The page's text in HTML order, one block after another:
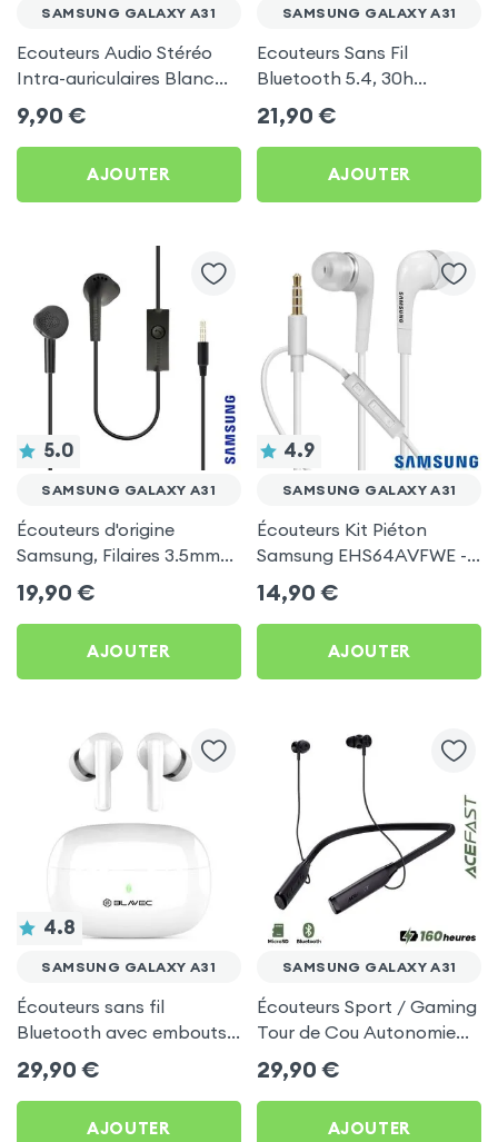
SAMSUNG GALAXY A31
Ecouteurs Audio Stéréo
Intra-auriculaires Blanc
by Forever pour Samsung
Galaxy A31
9,90 €
AJOUTER
SAMSUNG GALAXY A31
Ecouteurs Sans Fil
Bluetooth 5.4, 30h
d'autonomie, Son Stéréo,
Akashi - Blanc pour
Samsung Galaxy A31
21,90 €
AJOUTER
5.0
SAMSUNG GALAXY A31
Écouteurs d'origine
Samsung, Filaires 3.5mm
Kit mains Libres (Service
Pack) - Noir pour
Samsung Galaxy A31
19,90 €
AJOUTER
4.9
SAMSUNG GALAXY A31
Écouteurs Kit Piéton
Samsung EHS64AVFWE -
Blanc pour Samsung
Galaxy A31
14,90 €
AJOUTER
4.8
SAMSUNG GALAXY A31
Écouteurs sans fil
Bluetooth avec embouts
intra-auriculaires - Blanc
pour Samsung Galaxy A31
29,90 €
AJOUTER
SAMSUNG GALAXY A31
Écouteurs Sport / Gaming
Tour de Cou Autonomie
160h Acefast pour
Samsung Galaxy A31
29,90 €
AJOUTER